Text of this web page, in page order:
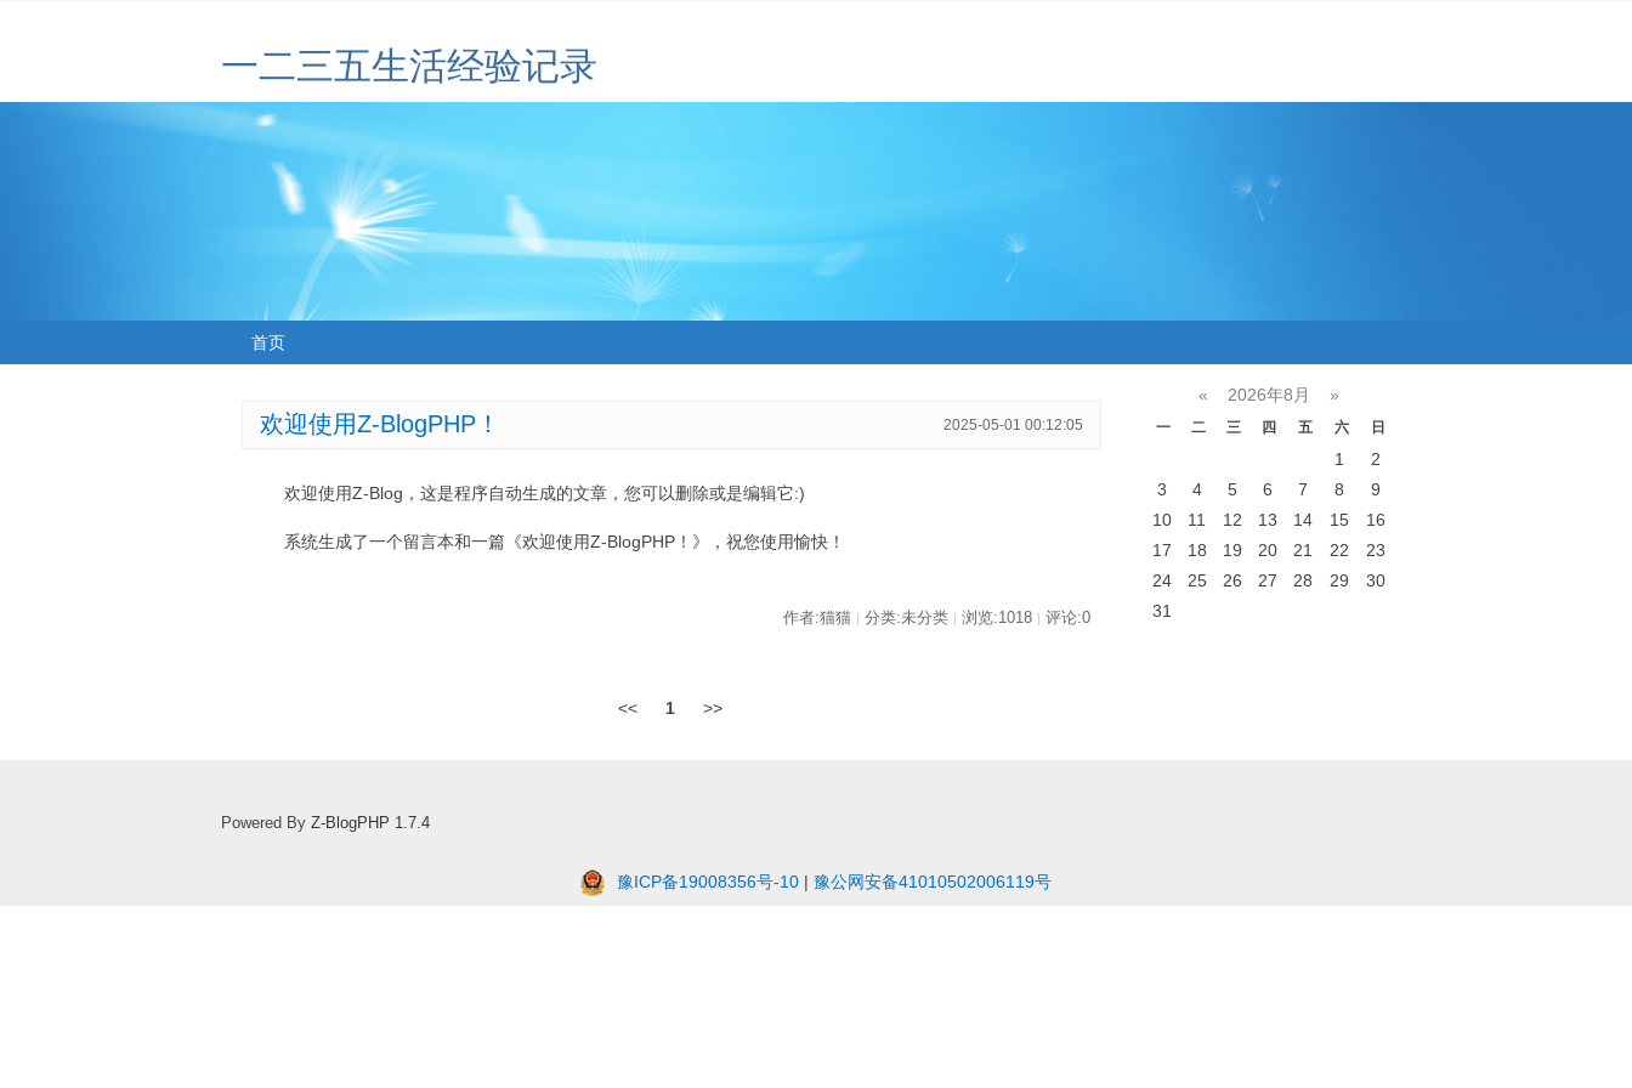
一二三五生活经验记录
首页
欢迎使用Z-BlogPHP！ 2025-05-01 00:12:05
欢迎使用Z-Blog，这是程序自动生成的文章，您可以删除或是编辑它:)
系统生成了一个留言本和一篇《欢迎使用Z-BlogPHP！》，祝您使用愉快！
作者:猫猫 | 分类:未分类 | 浏览:1018 | 评论:0
<< 1 >>
« 2026年8月 »
一 二 三 四 五 六 日
1
2
3
4 5 6 7 8
9
10
11 12 13 14 15
16
17
18 19 20 21 22
23
24
25 26 27 28 29
30
31
Powered By Z-BlogPHP 1.7.4
豫ICP备19008356号-10 | 豫公网安备41010502006119号